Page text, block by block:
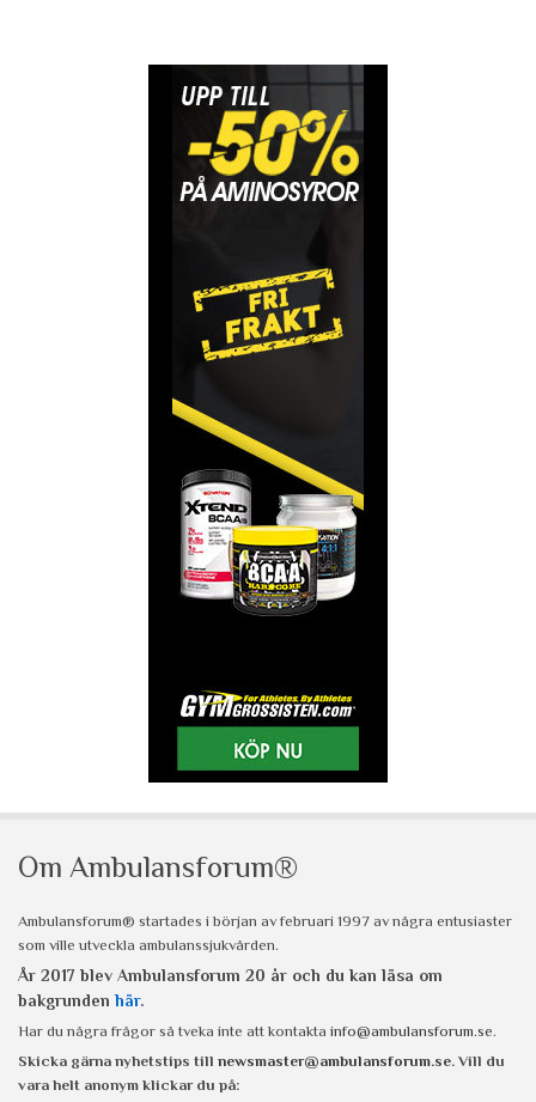
Om Ambulansforum®
Ambulansforum® startades i början av februari 1997 av några entusiaster
som ville utveckla ambulanssjukvården.
År 2017 blev Ambulansforum 20 år och du kan läsa om
bakgrunden här.
Har du några frågor så tveka inte att kontakta info@ambulansforum.se.
Skicka gärna nyhetstips till newsmaster@ambulansforum.se. Vill du
vara helt anonym klickar du på: